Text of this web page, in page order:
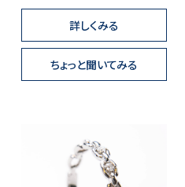
詳しくみる
ちょっと聞いてみる